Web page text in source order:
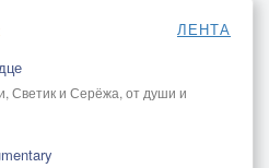
ЛЕНТА
Светик и Серёжа, от души и